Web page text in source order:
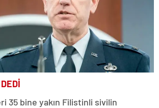
35 bine yakın Filistinli sivilin